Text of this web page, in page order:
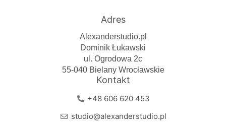
Adres
Alexanderstudio.pl
Dominik Łukawski
ul. Ogrodowa 2c
55-040 Bielany Wrocławskie
Kontakt
+48 606 620 453
studio@alexanderstudio.pl